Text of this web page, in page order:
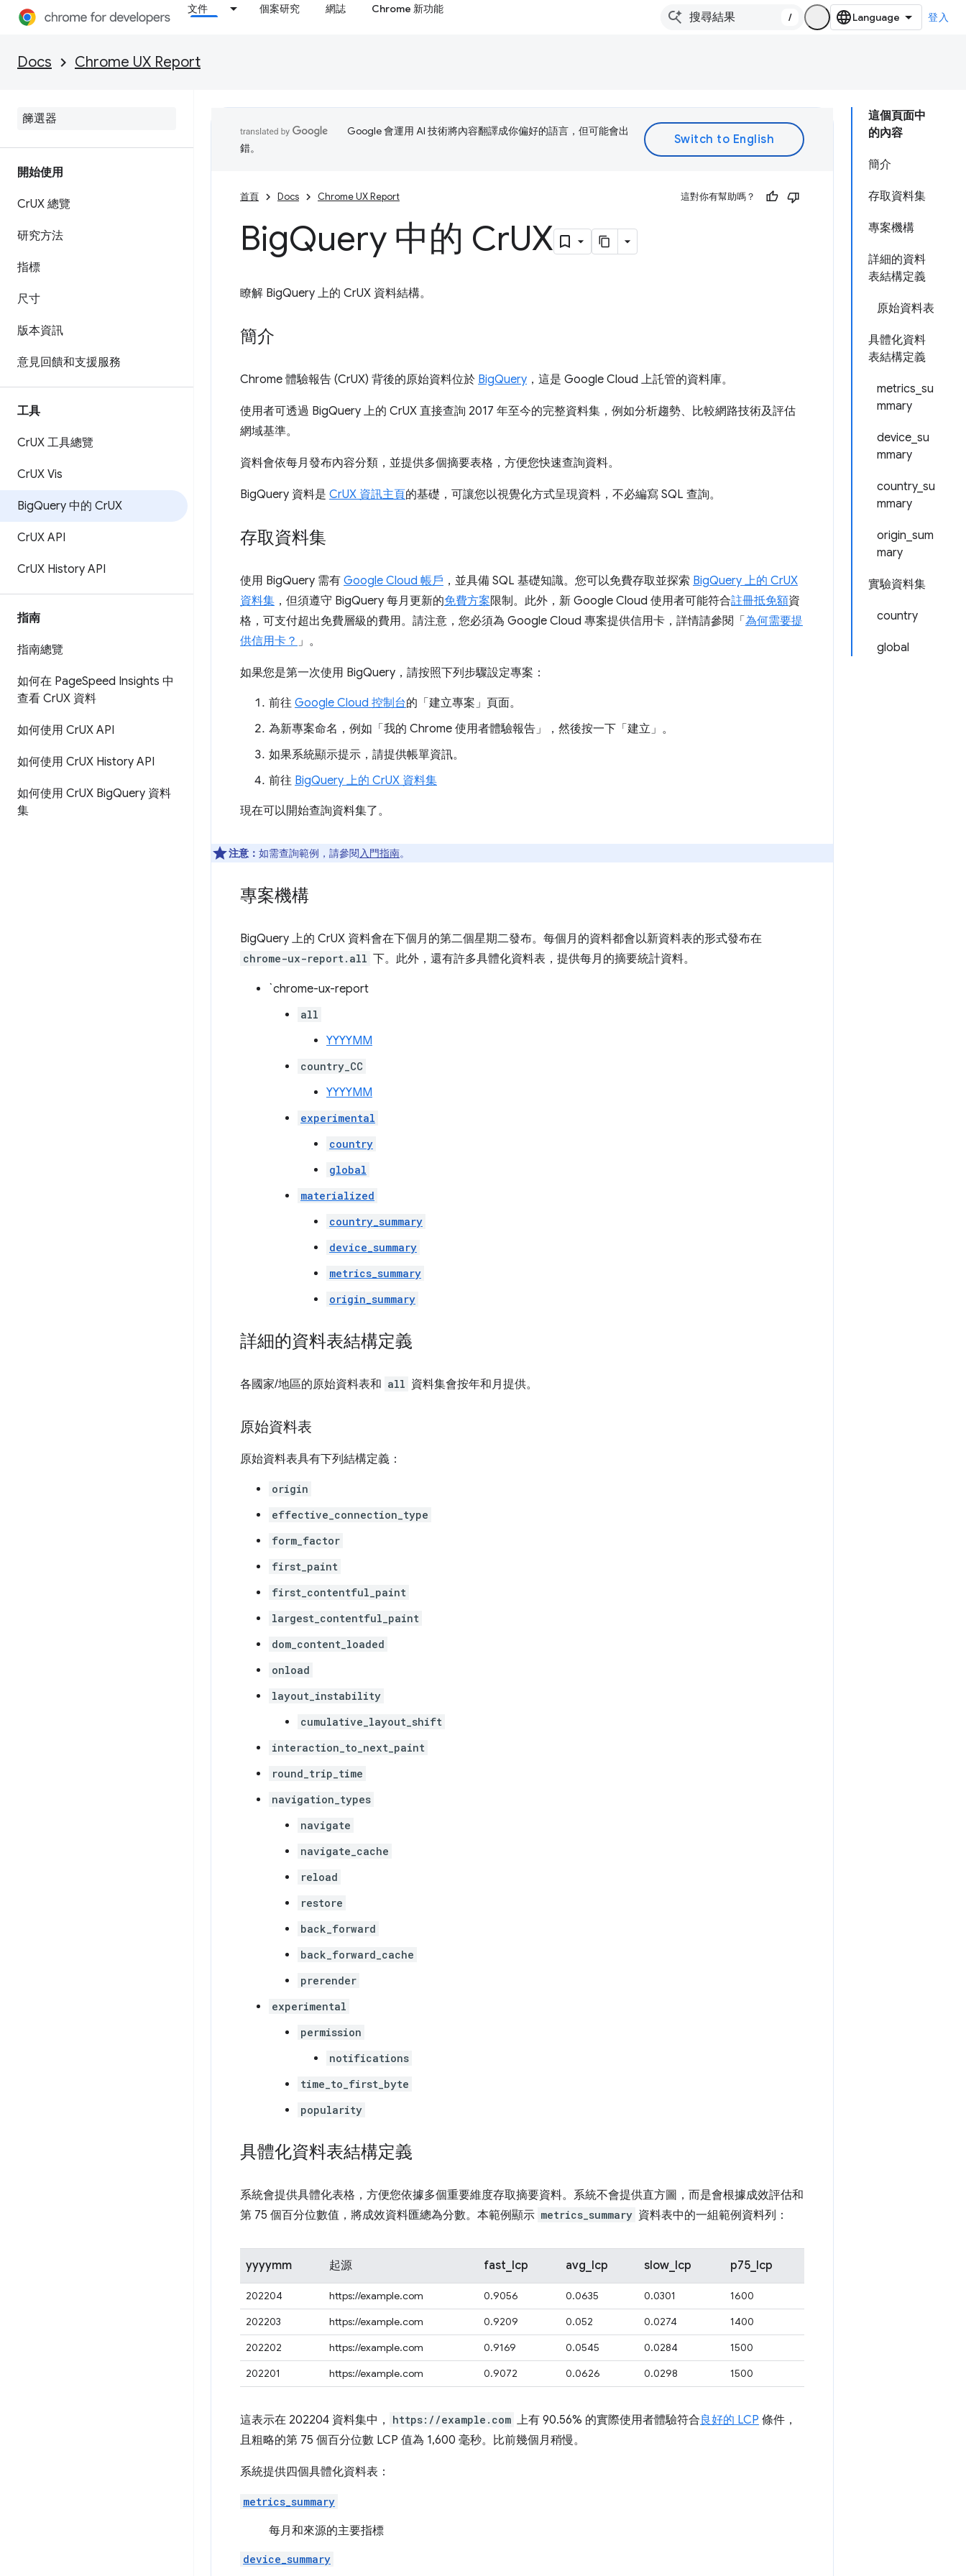
文件 個案研究 網誌 Chrome 新功能
/ 登入
Docs Chrome UX Report
開始使用
CrUX 總覽
研究方法
指標
尺寸
版本資訊
意見回饋和支援服務
工具
CrUX 工具總覽
CrUX Vis
BigQuery 中的 CrUX
CrUX API
CrUX History API
指南
指南總覽
如何在 PageSpeed Insights 中
查看 CrUX 資料
如何使用 CrUX API
如何使用 CrUX History API
如何使用 CrUX BigQuery 資料
集
這個頁面中
的內容
簡介
存取資料集
專案機構
詳細的資料
表結構定義
原始資料表
具體化資料
表結構定義
metrics_su
mmary
device_su
mmary
country_su
mmary
origin_sum
mary
實驗資料集
country
global
Google 會運用 AI 技術將內容翻譯成你偏好的語言，但可能會出
錯。
首頁 Docs Chrome UX Report 這對你有幫助嗎？
BigQuery 中的 CrUX
瞭解 BigQuery 上的 CrUX 資料結構。
簡介
Chrome 體驗報告 (CrUX) 背後的原始資料位於 BigQuery ，這是 Google Cloud 上託管的資料庫。
使用者可透過 BigQuery 上的 CrUX 直接查詢 2017 年至今的完整資料集，例如分析趨勢、比較網路技術及評估
網域基準。
資料會依每月發布內容分類，並提供多個摘要表格，方便您快速查詢資料。
BigQuery 資料是 CrUX 資訊主頁的基礎，可讓您以視覺化方式呈現資料，不必編寫 SQL 查詢。
存取資料集
使用 BigQuery 需有 Google Cloud 帳戶 ，並具備 SQL 基礎知識。您可以免費存取並探索 BigQuery 上的 CrUX
資料集 ，但須遵守 BigQuery 每月更新的免費方案限制。此外，新 Google Cloud 使用者可能符合註冊抵免額資
格，可支付超出免費層級的費用。請注意，您必須為 Google Cloud 專案提供信用卡，詳情請參閱「 為何需要提
供信用卡？ 」。
如果您是第一次使用 BigQuery，請按照下列步驟設定專案：
前往 Google Cloud 控制台的「建立專案」 頁面。
為新專案命名，例如「我的 Chrome 使用者體驗報告」，然後按一下「建立」。
如果系統顯示提示，請提供帳單資訊。
前往 BigQuery 上的 CrUX 資料集
現在可以開始查詢資料集了。
注意： 如需查詢範例，請參閱入門指南。
專案機構
BigQuery 上的 CrUX 資料會在下個月的第二個星期二發布。每個月的資料都會以新資料表的形式發布在
chrome-ux-report.all 下。此外，還有許多具體化資料表，提供每月的摘要統計資料。
`chrome-ux-report
all
YYYYMM
country_CC
YYYYMM
experimental
country
global
materialized
country_summary
device_summary
metrics_summary
origin_summary
詳細的資料表結構定義
各國家/地區的原始資料表和 all 資料集會按年和月提供。
原始資料表
原始資料表具有下列結構定義：
origin
effective_connection_type
form_factor
first_paint
first_contentful_paint
largest_contentful_paint
dom_content_loaded
onload
layout_instability
cumulative_layout_shift
interaction_to_next_paint
round_trip_time
navigation_types
navigate
navigate_cache
reload
restore
back_forward
back_forward_cache
prerender
experimental
permission
notifications
time_to_first_byte
popularity
具體化資料表結構定義
系統會提供具體化表格，方便您依據多個重要維度存取摘要資料。系統不會提供直方圖，而是會根據成效評估和
第 75 個百分位數值，將成效資料匯總為分數。本範例顯示 metrics_summary 資料表中的一組範例資料列：
yyyymm 起源 fast_lcp avg_lcp slow_lcp p75_lcp
202204 https://example.com 0.9056 0.0635 0.0301
1600
202203
https://example.com 0.9209 0.052 0.0274
1400
202202
https://example.com 0.9169 0.0545 0.0284
1500
202201
https://example.com 0.9072 0.0626 0.0298 1500
這表示在 202204 資料集中， https://example.com 上有 90.56% 的實際使用者體驗符合良好的 LCP 條件，
且粗略的第 75 個百分位數 LCP 值為 1,600 毫秒。比前幾個月稍慢。
系統提供四個具體化資料表：
metrics_summary
每月和來源的主要指標
device_summary